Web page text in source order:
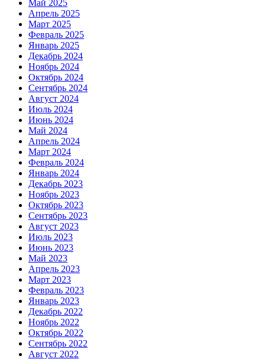
Май 2025
Апрель 2025
Март 2025
Февраль 2025
Январь 2025
Декабрь 2024
Ноябрь 2024
Октябрь 2024
Сентябрь 2024
Август 2024
Июль 2024
Июнь 2024
Май 2024
Апрель 2024
Март 2024
Февраль 2024
Январь 2024
Декабрь 2023
Ноябрь 2023
Октябрь 2023
Сентябрь 2023
Август 2023
Июль 2023
Июнь 2023
Май 2023
Апрель 2023
Март 2023
Февраль 2023
Январь 2023
Декабрь 2022
Ноябрь 2022
Октябрь 2022
Сентябрь 2022
Август 2022